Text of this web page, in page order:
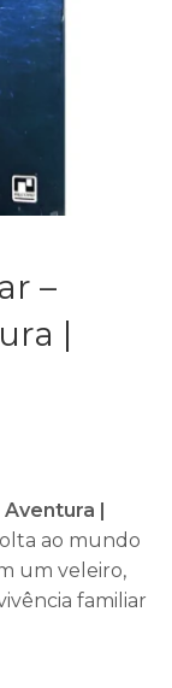
–
|
Aventura |
ao mundo
um veleiro,
familiar